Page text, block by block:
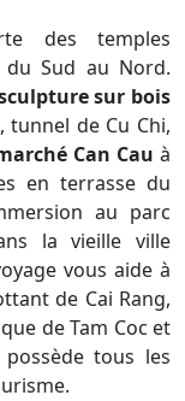
des temples
Sud au Nord.
sur bois
, tunnel de Cu Chi,
Can Cau à
en terrasse du
au parc
la vieille ville
vous aide à
de Cai Rang,
de Tam Coc et
tous les